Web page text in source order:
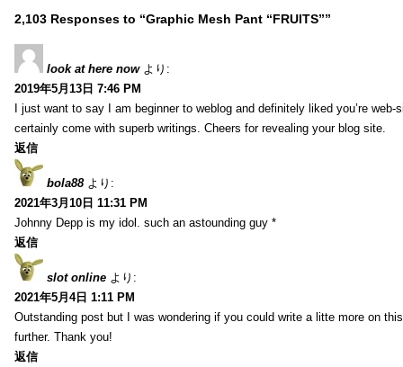
2,103 Responses to “Graphic Mesh Pant “FRUITS””
look at here now より:
2019年5月13日 7:46 PM
I just want to say I am beginner to weblog and definitely liked you’re
certainly come with superb writings. Cheers for revealing your blog site.
返信
bola88 より:
2021年3月10日 11:31 PM
Johnny Depp is my idol. such an astounding guy *
返信
slot online より:
2021年5月4日 1:11 PM
Outstanding post but I was wondering if you could write a litte more on
further. Thank you!
返信